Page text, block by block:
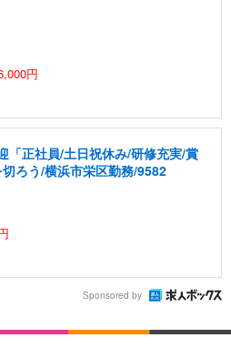
円
「正社員/土日祝休み/研修充実/賞
ろう/横浜市栄区勤務/9582
Sponsored by